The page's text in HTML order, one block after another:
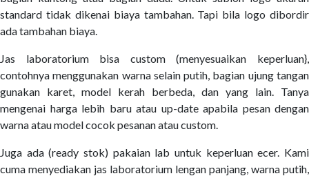
standard tidak dikenai biaya tambahan. Tapi bila logo dibordir
ada tambahan biaya.
Jas laboratorium bisa custom (menyesuaikan keperluan},
contohnya menggunakan warna selain putih, bagian ujung tangan
gunakan karet, model kerah berbeda, dan yang lain. Tanya
mengenai harga lebih baru atau up-date apabila pesan dengan
warna atau model cocok pesanan atau custom.
Juga ada (ready stok) pakaian lab untuk keperluan ecer. Kami
cuma menyediakan jas laboratorium lengan panjang, warna putih,